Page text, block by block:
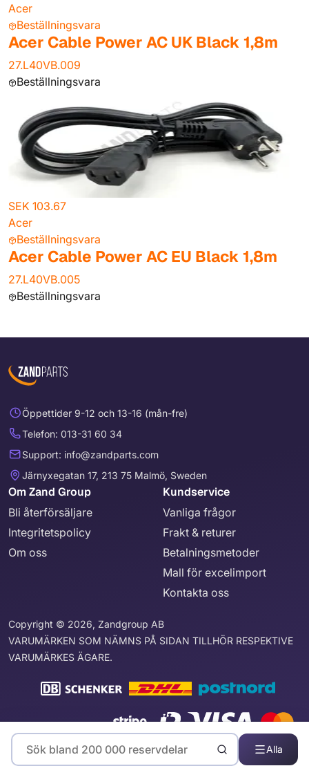
Alla
Acer
Beställningsvara
Acer Cable Power AC UK Black 1,8m
27.L40VB.009
Beställningsvara
SEK 103.67
Acer
Beställningsvara
Acer Cable Power AC EU Black 1,8m
27.L40VB.005
Beställningsvara
Öppettider 9-12 och 13-16 (mån-fre)
Telefon: 013-31 60 34
Support: info@zandparts.com
Järnyxegatan 17, 213 75 Malmö, Sweden
Om Zand Group
Bli återförsäljare
Integritetspolicy
Om oss
Kundservice
Vanliga frågor
Frakt & returer
Betalningsmetoder
Mall för excelimport
Kontakta oss
Copyright © 2026, Zandgroup AB
VARUMÄRKEN SOM NÄMNS PÅ SIDAN TILLHÖR RESPEKTIVE
VARUMÄRKES ÄGARE.